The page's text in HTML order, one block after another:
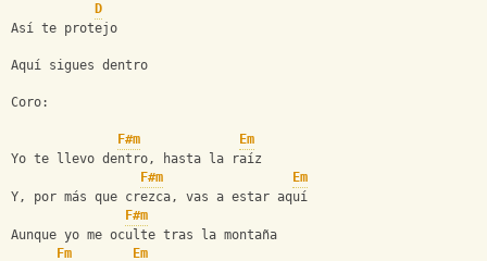
D
Así te protejo
Aquí sigues dentro
Coro:
F#m
Em
Yo te llevo dentro, hasta la raíz
F#m
Em
Y, por más que crezca, vas a estar aquí
F#m
Aunque yo me oculte tras la montaña
Fm
Em